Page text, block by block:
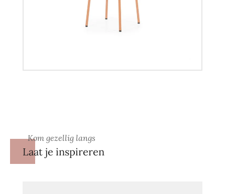
Kom gezellig langs
Laat je inspireren